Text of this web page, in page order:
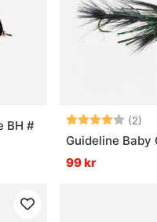
BH #
Betyg: (2)
Guideline Baby
99 kr